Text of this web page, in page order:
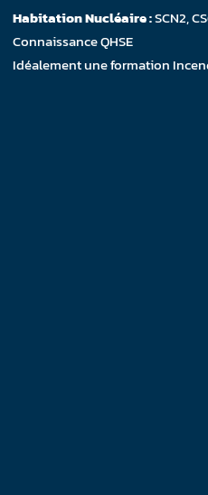
Habitation Nucléaire:SCN2,
Connaissance QHSE
Idéalement une formation